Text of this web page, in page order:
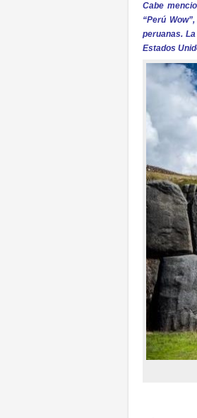
Cabe
“Perú
peruanas.
Estados